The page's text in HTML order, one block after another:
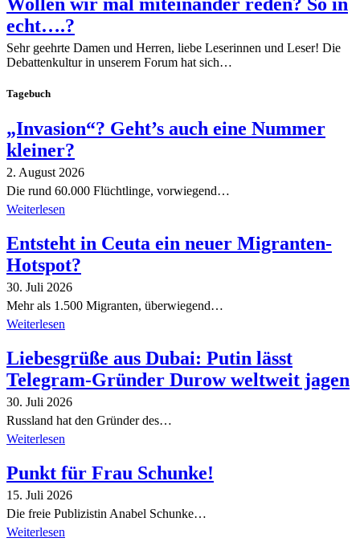
echt….?
Sehr geehrte Damen und Herren, liebe Leserinnen und Leser! Die
Debattenkultur in unserem Forum hat sich…
Tagebuch
„Invasion“? Geht’s auch eine Nummer
kleiner?
2. August 2026
Die rund 60.000 Flüchtlinge, vorwiegend…
Weiterlesen
Entsteht in Ceuta ein neuer Migranten-
Hotspot?
30. Juli 2026
Mehr als 1.500 Migranten, überwiegend…
Weiterlesen
Liebesgrüße aus Dubai: Putin lässt
Telegram-Gründer Durow weltweit jagen
30. Juli 2026
Russland hat den Gründer des…
Weiterlesen
Punkt für Frau Schunke!
15. Juli 2026
Die freie Publizistin Anabel Schunke…
Weiterlesen